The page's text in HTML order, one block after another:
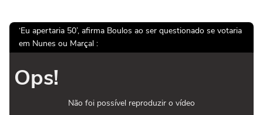
‘Eu apertaria 50’, afirma Boulos ao ser questionado se votaria
em Nunes ou Marçal :
Ops!
Não foi possível reproduzir o vídeo